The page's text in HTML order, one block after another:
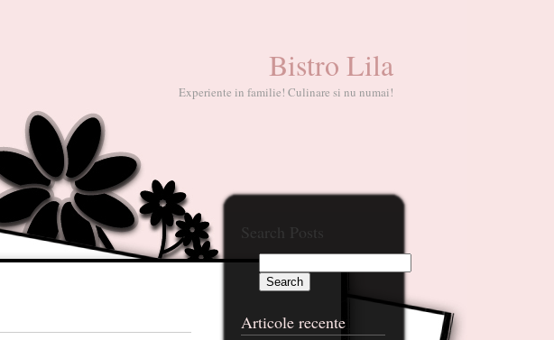
Bistro Lila
Experiente in familie! Culinare si nu numai!
Search Posts
Articole recente